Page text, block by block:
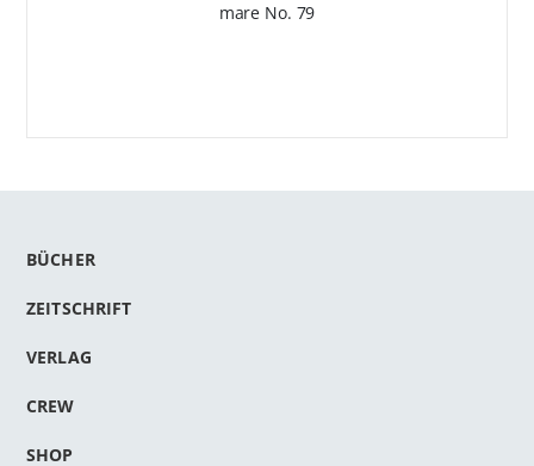
mare No. 79
BÜCHER
ZEITSCHRIFT
VERLAG
CREW
SHOP